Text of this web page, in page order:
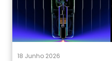
18 Junho 2026